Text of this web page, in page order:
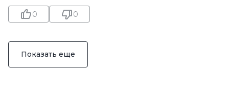
0 0
Показать еще